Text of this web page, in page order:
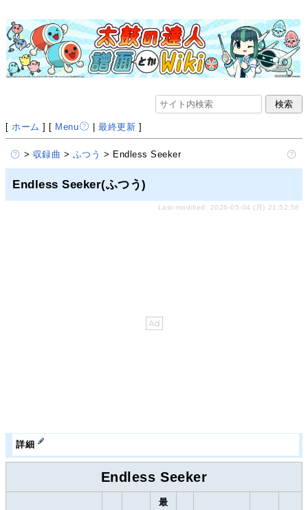
[ ホーム ] [ Menu |最終更新 ]
> 収録曲 > ふつう > Endless Seeker
Endless Seeker(ふつう)
Last-modified: 2026-05-04 (月) 21:52:58
詳細
Endless Seeker
最